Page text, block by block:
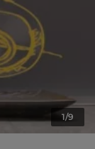
1/9